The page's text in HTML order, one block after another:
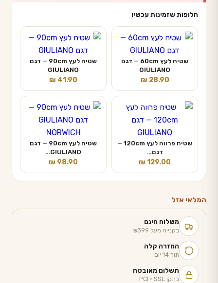
חלופות שזמינות עכשיו
שטיח לעץ 60cm — דגם
GIULIANO
₪ 28.90
שטיח לעץ 90cm — דגם
GIULIANO
₪ 41.90
שטיח פרווה לעץ 120cm —
דגם…
₪ 129.00
שטיח לעץ 90cm — דגם
GIULIANO…
₪ 98.90
המלאי אזל
משלוח חינם
בקנייה מעל ₪399
החזרה קלה
תוך 14 יום
תשלום מאובטח
בתקן PCI · SSL